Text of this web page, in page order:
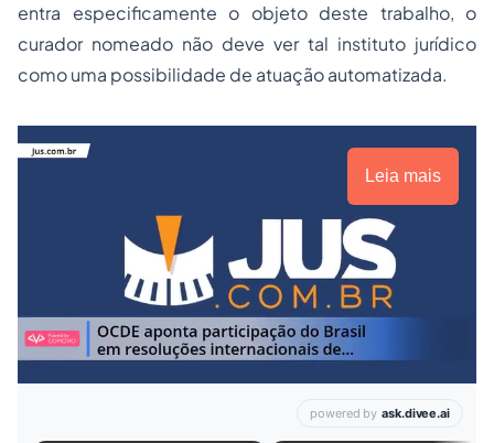
entra especificamente o objeto deste trabalho, o
curador nomeado não deve ver tal instituto jurídico
como uma possibilidade de atuação automatizada.
Leia mais